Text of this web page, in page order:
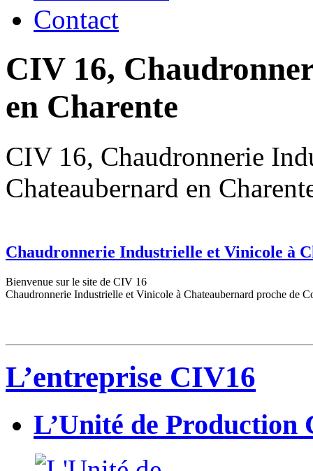
Contact
CIV 16,
en Charente
CIV 16, Chaudronnerie
Chateaubernard en
Chaudronnerie Industrielle et Vinicole à
Bienvenue sur le site de CIV 16
Chaudronnerie Industrielle et Vinicole à Chateaubernard proche de
L’entreprise CIV16
L’Unité de Production